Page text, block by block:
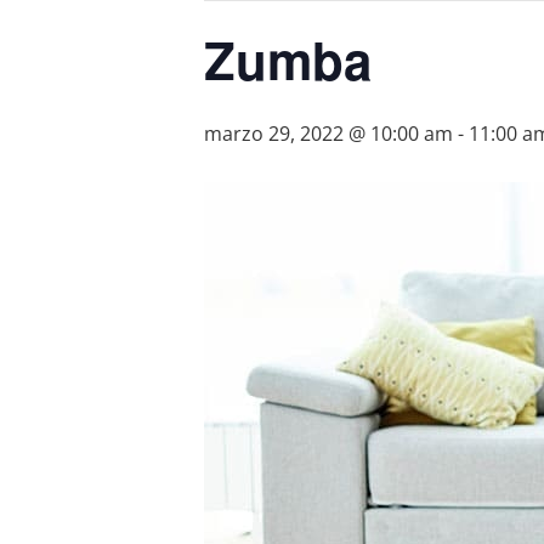
Zumba
marzo 29, 2022 @ 10:00 am - 11:00